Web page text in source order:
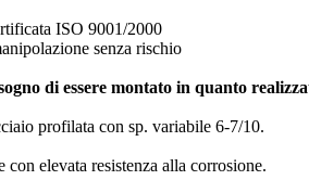
ISO 9001/2000
senza rischio
di essere montato in quanto
profilata con sp. variabile 6-7/10.
con elevata resistenza alla corrosione.